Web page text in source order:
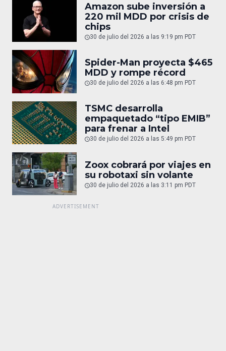
Amazon sube inversión a
220 mil MDD por crisis de
chips
30 de julio del 2026 a las 9:19 pm PDT
Spider-Man proyecta $465
MDD y rompe récord
30 de julio del 2026 a las 6:48 pm PDT
TSMC desarrolla
empaquetado “tipo EMIB”
para frenar a Intel
30 de julio del 2026 a las 5:49 pm PDT
Zoox cobrará por viajes en
su robotaxi sin volante
30 de julio del 2026 a las 3:11 pm PDT